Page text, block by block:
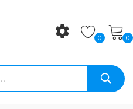
0 0